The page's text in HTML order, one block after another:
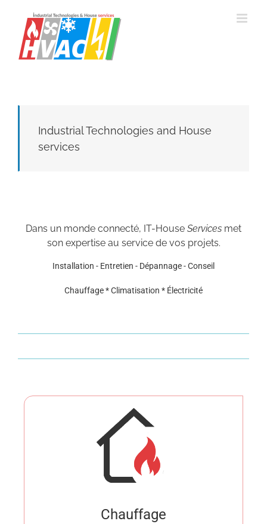
contenu
Industrial Technologies and House
services
Dans un monde connecté, IT-House Services met
son expertise au service de vos projets.
Installation - Entretien - Dépannage - Conseil
Chauffage * Climatisation * Électricité
Chauffage